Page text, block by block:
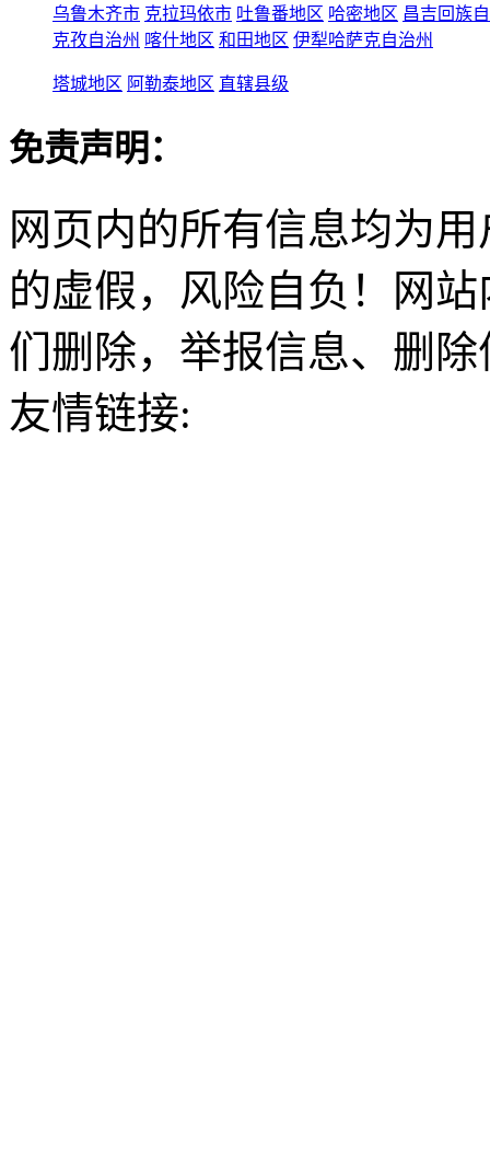
乌鲁木齐市 克拉玛依市 吐鲁番地区 哈密地区 昌吉回族
克孜自治州 喀什地区 和田地区 伊犁哈萨克自治州
塔城地区 阿勒泰地区 直辖县级
免责声明：
网页内的所有信息均为
的虚假，风险自负！网
们删除，举报信息、删
友情链接: